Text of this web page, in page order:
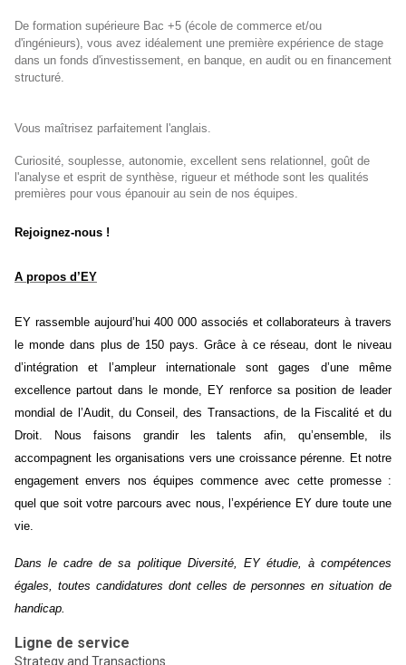
De formation supérieure Bac +5 (école de commerce et/ou
d'ingénieurs), vous avez idéalement une première expérience de stage
dans un fonds d'investissement, en banque, en audit ou en financement
structuré.
Vous maîtrisez parfaitement l'anglais.
Curiosité, souplesse, autonomie, excellent sens relationnel, goût de
l'analyse et esprit de synthèse, rigueur et méthode sont les qualités
premières pour vous épanouir au sein de nos équipes.
Rejoignez-nous !
A propos d’EY
EY rassemble aujourd’hui 400 000 associés et collaborateurs à travers
le monde dans plus de 150 pays. Grâce à ce réseau, dont le niveau
d’intégration et l’ampleur internationale sont gages d’une même
excellence partout dans le monde, EY renforce sa position de leader
mondial de l’Audit, du Conseil, des Transactions, de la Fiscalité et du
Droit. Nous faisons grandir les talents afin, qu’ensemble, ils
accompagnent les organisations vers une croissance pérenne. Et notre
engagement envers nos équipes commence avec cette promesse :
quel que soit votre parcours avec nous, l’expérience EY dure toute une
vie.
Dans le cadre de sa politique Diversité, EY étudie, à compétences
égales, toutes candidatures dont celles de personnes en situation de
handicap.
Ligne de service
Strategy and Transactions